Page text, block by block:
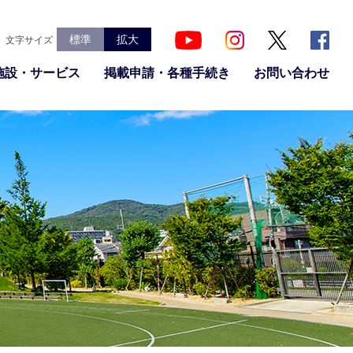
文字サイズ 標準 拡大
設・サービス 掲載申請・各種手続き お問い合わせ